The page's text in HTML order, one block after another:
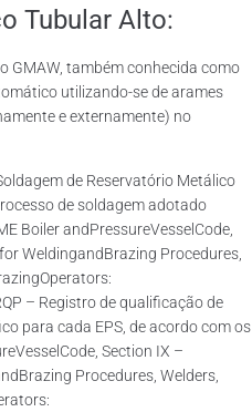
Tubular Alto:
GMAW, também conhecida como
utilizando-se de arames
e externamente) no
de Reservatório Metálico
de soldagem adotado
Boiler andPressureVesselCode,
WeldingandBrazing Procedures,
– Registro de qualificação de
para cada EPS, de acordo com os
Section IX –
Procedures, Welders,